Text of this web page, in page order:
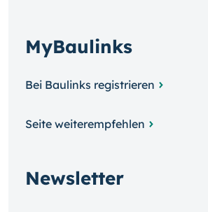
MyBaulinks
Bei Baulinks registrieren
Seite weiterempfehlen
Newsletter